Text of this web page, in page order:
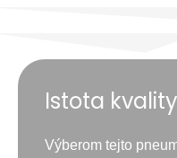
Istota
Výberom tejto